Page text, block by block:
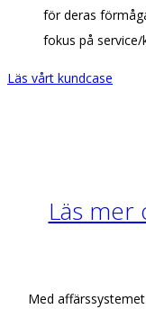
för deras
fokus på
Läs vårt kundcase
Läs mer
Med